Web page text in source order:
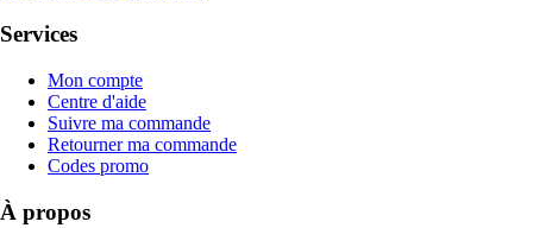
Services
Mon compte
Centre d'aide
Suivre ma commande
Retourner ma commande
Codes promo
À propos